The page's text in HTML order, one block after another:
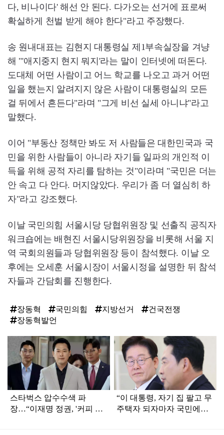
다, 비나이다' 해선 안 된다. 다가오는 선거에 표로써
확실하게 천벌 받게 해야 한다"라고 주장했다.
송 원내대표는 김현지 대통령실 제1부속실장을 겨냥
해 "'애지중지 현지 뭐지'라는 말이 인터넷에 떠돈다.
도대체 어떤 사람이고 어느 학교를 나오고 과거 어떤
일을 했는지 알려지지 않은 사람이 대통령실의 모든
걸 뒤에서 흔든다"라며 "그게 비선 실세 아니냐"라고
말했다.
이어 "부동산 정책만 봐도 저 사람들은 대한민국과 국
민을 위한 사람들이 아니라 자기들 일파의 개인적 이
득을 위해 공적 자리를 탐하는 것"이라며 "국민은 더는
안 속고 다 안다. 머지않았다. 우리가 좀 더 열심히 하
자"라고 강조했다.
이날 국민의힘 서울시당 당협위원장 및 선출직 공직자
워크숍에는 배현진 서울시당위원장을 비롯해 서울 지
역 국회의원들과 당협위원장 등이 참석했다. 이날 오
후에는 오세훈 서울시장이 서울시정을 설명한 뒤 참석
자들과 간담회를 진행한다.
장동혁 국민의힘 지방선거
건국전쟁
장동혁발언
라
스타벅스 압수수색 파
장…“이재명 정권, '커피 한
“이 대통령, 자기 집 팔고 무
주택자 되자마자 국민에게